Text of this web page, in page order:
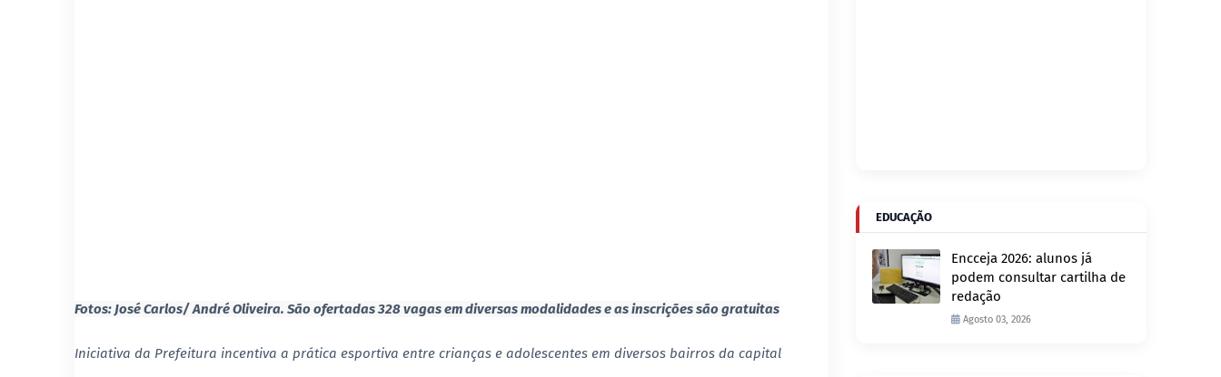
Fotos:José Carlos/ André Oliveira. São ofertadas 328 vagas em diversas modalidades e as inscrições são gratuitas
Iniciativa da Prefeitura incentiva a prática esportiva entre crianças e adolescentes em diversos bairros da capital
EDUCAÇÃO
Encceja 2026: alunos já
podem consultar cartilha de
redação
Agosto 03, 2026